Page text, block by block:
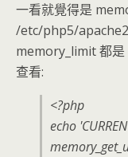
一看就覺得是
/etc/php5/
memory_limit 都是
查看:
<?php
echo